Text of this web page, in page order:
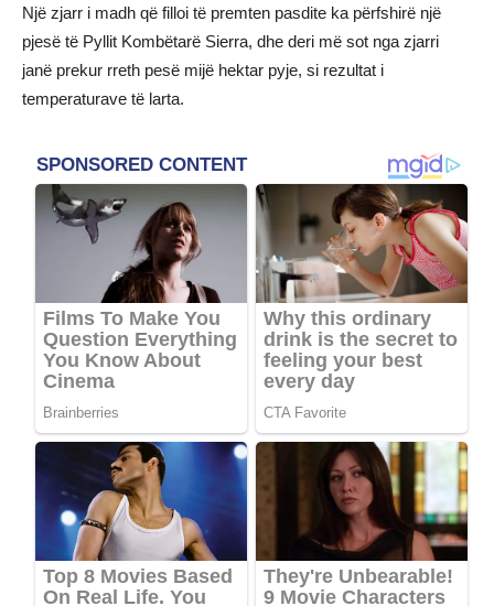
Një zjarr i madh që filloi të premten pasdite ka përfshirë një
pjesë të Pyllit Kombëtarë Sierra, dhe deri më sot nga zjarri
janë prekur rreth pesë mijë hektar pyje, si rezultat i
temperaturave të larta.